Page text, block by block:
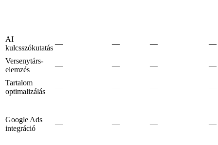
AI
kulcsszókutatás
— — — —
Versenytárs-
elemzés
— — — —
Tartalom
optimalizálás
— — — —
Google Ads
integráció
— — — —